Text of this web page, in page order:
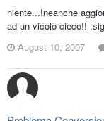
niente...!neanche
ad un vicolo cieco!!
August 10, 2007